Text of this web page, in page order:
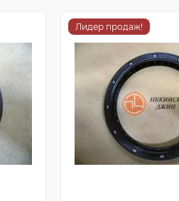
Лидер продаж!